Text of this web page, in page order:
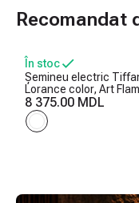
Recomandat
În stoc
Șemineu electric
Lorance color, Art
850x1100x270 mm,
3 culori ale flăcărilor, 2
trepte de încălzire, 5
8 375.00 MDL